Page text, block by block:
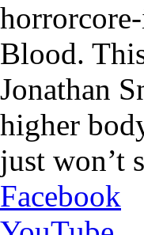
Blood.
Jonathan
higher
just won’t
Facebook